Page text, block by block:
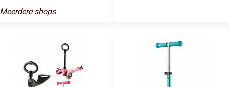
Meerdere shops